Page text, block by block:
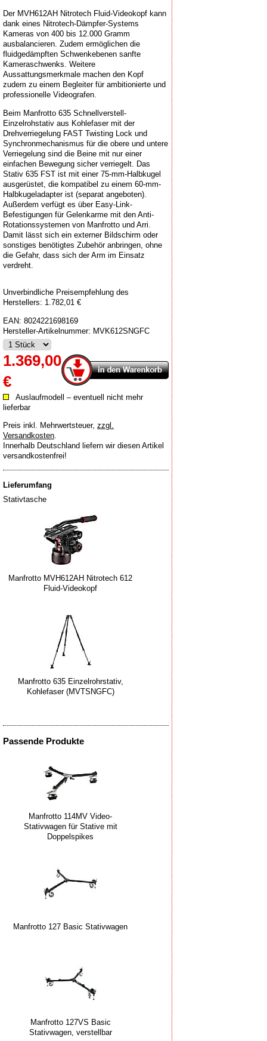
Der MVH612AH Nitrotech Fluid-Videokopf kann
dank eines Nitrotech-Dämpfer-Systems
Kameras von 400 bis 12.000 Gramm
ausbalancieren. Zudem ermöglichen die
fluidgedämpften Schwenkebenen sanfte
Kameraschwenks. Weitere
Aussattungsmerkmale machen den Kopf
zudem zu einem Begleiter für ambitionierte und
professionelle Videografen.
Beim Manfrotto 635 Schnellverstell-
Einzelrohstativ aus Kohlefaser mit der
Drehverriegelung FAST Twisting Lock und
Synchronmechanismus für die obere und untere
Verriegelung sind die Beine mit nur einer
einfachen Bewegung sicher verriegelt. Das
Stativ 635 FST ist mit einer 75-mm-Halbkugel
ausgerüstet, die kompatibel zu einem 60-mm-
Halbkugeladapter ist (separat angeboten).
Außerdem verfügt es über Easy-Link-
Befestigungen für Gelenkarme mit den Anti-
Rotationssystemen von Manfrotto und Arri.
Damit lässt sich ein externer Bildschirm oder
sonstiges benötigtes Zubehör anbringen, ohne
die Gefahr, dass sich der Arm im Einsatz
verdreht.
Unverbindliche Preisempfehlung des
Herstellers: 1.782,01 €
EAN: 8024221698169
Hersteller-Artikelnummer: MVK612SNGFC
1.369,00
€
Auslaufmodell – eventuell nicht mehr
lieferbar
Preis inkl. Mehrwertsteuer, zzgl.
Versandkosten
Innerhalb Deutschland liefern wir diesen Artikel
versandkostenfrei!
Lieferumfang
Stativtasche
Manfrotto MVH612AH Nitrotech 612
Fluid-Videokopf
Manfrotto 635 Einzelrohrstativ,
Kohlefaser (MVTSNGFC)
Passende Produkte
Manfrotto 114MV Video-
Stativwagen für Stative mit
Doppelspikes
Manfrotto 127 Basic Stativwagen
Manfrotto 127VS Basic
Stativwagen, verstellbar